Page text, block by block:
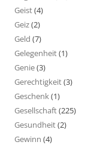
Geist(4)
Geiz(2)
Geld (7)
Gelegenheit(1)
Genie(3)
Gerechtigkeit(3)
Geschenk(1)
Gesellschaft(225)
Gesundheit(2)
Gewinn (4)